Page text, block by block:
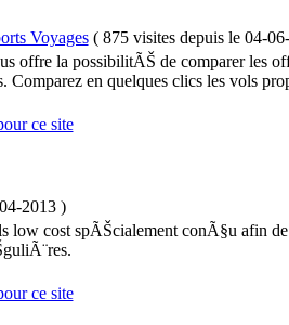
Voyages(875 visites depuis le 04-
offre la possibilitÃŠ de comparer les
Comparez en quelques clics les vols
ce site
2013 )
low cost spÃŠcialement conÃ§u afin
ce site